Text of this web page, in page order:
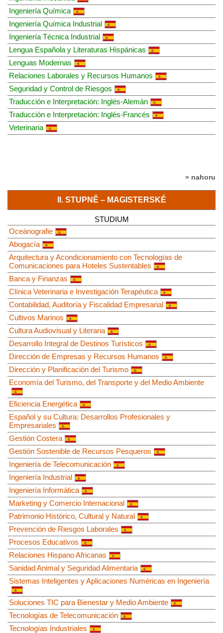
Ingeniería Química
Ingeniería Química Industrial
Ingeniería Técnica Industrial
Lengua Española y Literaturas Hispánicas
Lenguas Modernas
Relaciones Laborales y Recursos Humanos
Seguridad y Control de Riesgos
Traducción e Interpretación: Inglés-Alemán
Traducción e Interpretación: Inglés-Francés
Veterinaria
» nahoru
II. STUPNĚ – MAGISTERSKÉ
STUDIUM
Oceánografie
Abogacía
Arquitectura y Acondicionamiento con Tecnologías de
Comunicaciones para Hoteles Sustentables
Banca y Finanzas
Clínica Veterinaria e Investigación Terapéutica
Contabilidad, Auditoría y Fiscalidad Empresarial
Cultivos Marinos
Cultura Audiovisual y Literaria
Desarrollo Integral de Destinos Turísticos
Dirección de Empresas y Recursos Humanos
Dirección y Planificación del Turismo
Economía del Turismo, del Transporte y del Medio Ambiente
Eficiencia Energética
Español y su Cultura: Desarrollos Profesionales y
Empresariales
Gestión Costera
Gestión Sostenible de Recursos Pesqueros
Ingeniería de Telecomunicación
Ingeniería Industrial
Ingeniería Informática
Marketing y Comercio Internacional
Patrimonio Histórico, Cultural y Natural
Prevención de Riesgos Laborales
Procesos Educativos
Relaciones Hispano Africanas
Sanidad Animal y Seguridad Alimentaria
Sistemas Inteligentes y Aplicaciones Numéricas en Ingeniería
Soluciones TIC para Bienestar y Medio Ambiente
Tecnologías de Telecomunicación
Tecnologías Industriales